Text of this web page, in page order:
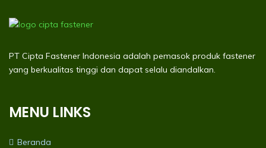
PT Cipta Fastener Indonesia adalah pemasok produk fastener
yang berkualitas tinggi dan dapat selalu diandalkan.
MENU LINKS
Beranda